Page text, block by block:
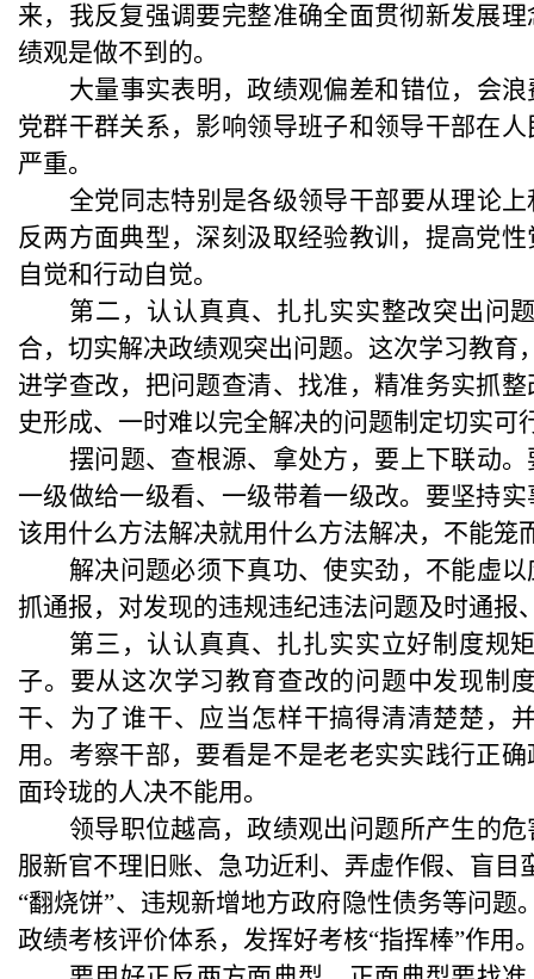
来，我反复强调要完整准确全面贯彻新发展
绩观是做不到的。
大量事实表明，政绩观偏差和错位，会
党群干群关系，影响领导班子和领导干部在
严重。
全党同志特别是各级领导干部要从理论
反两方面典型，深刻汲取经验教训，提高党
自觉和行动自觉。
第二，认认真真、扎扎实实整改突出问
合，切实解决政绩观突出问题。这次学习教育
进学查改，把问题查清、找准，精准务实抓
史形成、一时难以完全解决的问题制定切实
摆问题、查根源、拿处方，要上下联动
一级做给一级看、一级带着一级改。要坚持
该用什么方法解决就用什么方法解决，不能笼
解决问题必须下真功、使实劲，不能虚
抓通报，对发现的违规违纪违法问题及时通报
第三，认认真真、扎扎实实立好制度规
子。要从这次学习教育查改的问题中发现制
干、为了谁干、应当怎样干搞得清清楚楚，
用。考察干部，要看是不是老老实实践行正
面玲珑的人决不能用。
领导职位越高，政绩观出问题所产生的
服新官不理旧账、急功近利、弄虚作假、盲
“翻烧饼”、违规新增地方政府隐性债务等问
政绩考核评价体系，发挥好考核“指挥棒”作用